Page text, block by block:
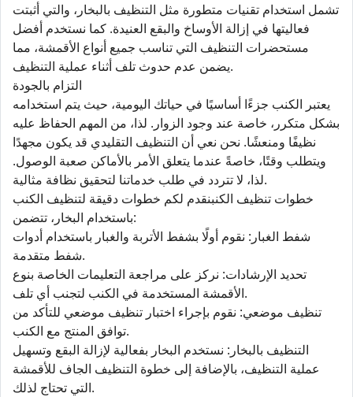
تشمل استخدام تقنيات متطورة مثل التنظيف بالبخار، والتي أثبتت
فعاليتها في إزالة الأوساخ والبقع العنيدة. كما نستخدم أفضل
مستحضرات التنظيف التي تناسب جميع أنواع الأقمشة، مما
يضمن عدم حدوث تلف أثناء عملية التنظيف.
التزام بالجودة
يعتبر الكنب جزءًا أساسيًا في حياتك اليومية، حيث يتم استخدامه
بشكل متكرر، خاصة عند وجود الزوار. لذا، من المهم الحفاظ عليه
نظيفًا ومنعشًا. نحن نعي أن التنظيف التقليدي قد يكون مجهدًا
ويتطلب وقتًا، خاصةً عندما يتعلق الأمر بالأماكن صعبة الوصول.
لذا، لا تتردد في طلب خدماتنا لتحقيق نظافة مثالية.
خطوات تنظيف الكنبنقدم لكم خطوات دقيقة لتنظيف الكنب
باستخدام البخار، تتضمن:
شفط الغبار: نقوم أولًا بشفط الأتربة والغبار باستخدام أدوات
شفط متقدمة.
تحديد الإرشادات: نركز على مراجعة التعليمات الخاصة بنوع
الأقمشة المستخدمة في الكنب لتجنب أي تلف.
تنظيف موضعي: نقوم بإجراء اختبار تنظيف موضعي للتأكد من
توافق المنتج مع الكنب.
التنظيف بالبخار: نستخدم البخار بفعالية لإزالة البقع وتسهيل
عملية التنظيف، بالإضافة إلى خطوة التنظيف الجاف للأقمشة
التي تحتاج لذلك.